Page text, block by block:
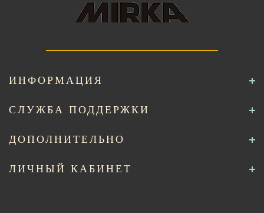
ИНФОРМАЦИЯ
СЛУЖБА ПОДДЕРЖКИ
ДОПОЛНИТЕЛЬНО
ЛИЧНЫЙ КАБИНЕТ